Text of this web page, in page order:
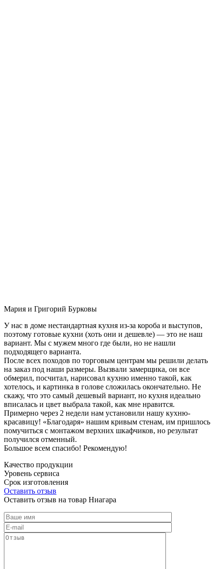
Мария и Григорий Бурковы
У нас в доме нестандартная кухня из-за короба и выступов,
поэтому готовые кухни (хоть они и дешевле) — это не наш
вариант. Мы с мужем много где были, но не нашли
подходящего варианта.
После всех походов по торговым центрам мы решили делать
на заказ под наши размеры. Вызвали замерщика, он все
обмерил, посчитал, нарисовал кухню именно такой, как
хотелось, и картинка в голове сложилась окончательно. Не
скажу, что это самый дешевый вариант, но кухня идеально
вписалась и цвет выбрала такой, как мне нравится.
Примерно через 2 недели нам установили нашу кухню-
красавицу! «Благодаря» нашим кривым стенам, им пришлось
помучиться с монтажом верхних шкафчиков, но результат
получился отменный.
Большое всем спасибо! Рекомендую!
Качество продукции
Уровень сервиса
Срок изготовления
Оставить отзыв
Оставить отзыв на товар Ниагара